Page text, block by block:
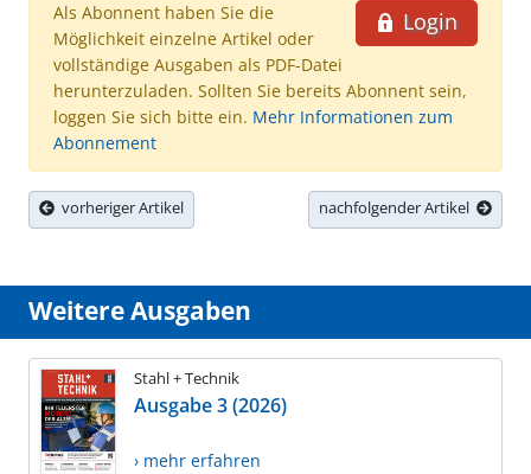
Login
Als Abonnent haben Sie die
Möglichkeit einzelne Artikel oder
vollständige Ausgaben als PDF-Datei
herunterzuladen. Sollten Sie bereits Abonnent sein,
loggen Sie sich bitte ein. Mehr Informationen zum
Abonnement
vorheriger Artikel nachfolgender Artikel
Weitere Ausgaben
Stahl + Technik
Ausgabe 3 (2026)
› mehr erfahren